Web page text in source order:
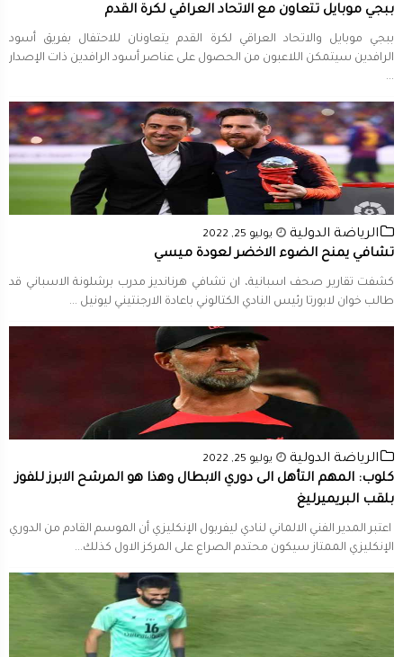
ببجي موبايل تتعاون مع الاتحاد العراقي لكرة القدم
ببجي موبايل والاتحاد العراقي لكرة القدم يتعاونان للاحتفال بفريق أسود
الرافدين سيتمكن اللاعبون من الحصول على عناصر أسود الرافدين ذات الإصدار
...
الرياضة الدولية يوليو 25, 2022
تشافي يمنح الضوء الاخضر لعودة ميسي
كشفت تقارير صحف اسبانية، ان ​تشافي​ هرنانديز مدرب ​برشلونة​ الاسباني قد
طالب خوان ​لابورتا​ رئيس النادي الكتالوني باعادة الارجنتيني ليونيل ​...
الرياضة الدولية يوليو 25, 2022
كلوب: المهم التأهل الى دوري الابطال وهذا هو المرشح الابرز للفوز
بلقب البريميرليغ
اعتبر المدير الفني الالماني لنادي ​ليفربول​ الإنكليزي أن الموسم القادم من الدوري
الإنكليزي الممتاز سيكون محتدم الصراع على المركز الاول كذلك...